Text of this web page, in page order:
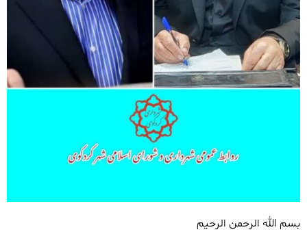
بسم الله الرحمن الرحیم